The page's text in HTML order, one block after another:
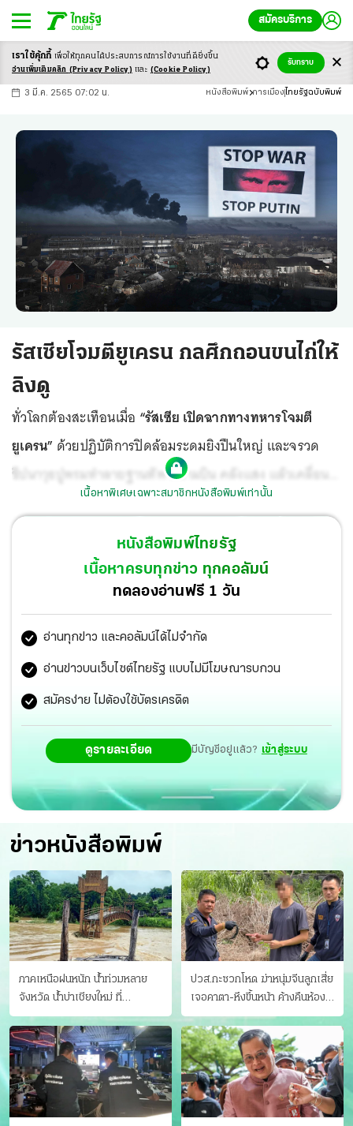
สมัครบริการ
-ก ก ก+
3 มี.ค. 2565 07:02 น. หนังสือพิมพ์ การเมือง ไทยรัฐฉบับพิมพ์
รัสเซียโจมตียูเครน กลศึกถอนขนไก่ให้
ลิงดู
ทั่วโลกต้องสะเทือนเมื่อ “รัสเซีย เปิดฉากทางทหารโจมตี
ยูเครน” ด้วยปฏิบัติการปิดล้อมระดมยิงปืนใหญ่ และจรวด
ขีปนาวุธปูพรมทำลายฐานทัพ สนามบิน คลังแสง แล้วเคลื่อน
พล ยานเกราะบีบทุกทิศทางตั้งแต่เหนือ ใต้ ตะวันออก กลาย
เป็นสงครามเต็มรูปแบบปะทะกันอย่างดุเดือดหลายวันมานี้
เนื้อหาพิเศษเฉพาะสมาชิกหนังสือพิมพ์เท่านั้น
หนังสือพิมพ์ไทยรัฐ
เนื้อหาครบทุกข่าว ทุกคอลัมน์
ทดลองอ่านฟรี 1 วัน
อ่านทุกข่าว และคอลัมน์ได้ไม่จำกัด
อ่านข่าวบนเว็บไซต์ไทยรัฐ แบบไม่มีโฆษณารบกวน
สมัครง่าย ไม่ต้องใช้บัตรเครดิต
ดูรายละเอียด มีบัญชีอยู่แล้ว? เข้าสู่ระบบ
ข่าวหนังสือพิมพ์
ภาคเหนือฝนหนัก น้ำท่วมหลาย
จังหวัด นํ้าบ่าเชียงใหม่ ที่
แม่ฮ่องสอน ซัดสะพานขาด
ปวส.กะซวกโหด ฆ่าหนุ่มจีนลูกเสี่ย
เจอคาตา-หึงขึ้นหน้า ค้างคืนห้อง
แฟนสาว
เราใช้คุ้กกี้ เพื่อให้ทุกคนได้ประสบการณ์การใช้งานที่ดียิ่งขึ้น
อ่านเพิ่มเติมคลิก (Privacy Policy) และ (Cookie Policy)
รับทราบ